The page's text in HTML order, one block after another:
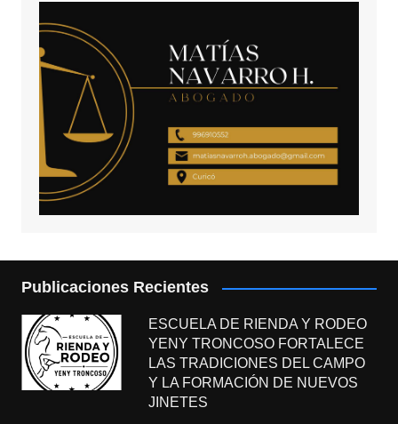
Publicaciones Recientes
ESCUELA DE RIENDA Y RODEO
YENY TRONCOSO FORTALECE
LAS TRADICIONES DEL CAMPO
Y LA FORMACIÓN DE NUEVOS
JINETES